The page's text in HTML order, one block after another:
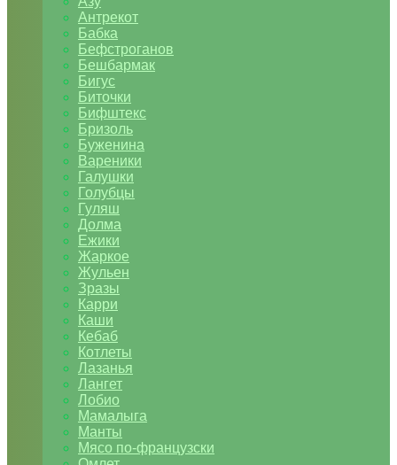
Антрекот
Бабка
Бефстроганов
Бешбармак
Бигус
Биточки
Бифштекс
Бризоль
Буженина
Вареники
Галушки
Голубцы
Гуляш
Долма
Ежики
Жаркое
Жульен
Зразы
Карри
Каши
Кебаб
Котлеты
Лазанья
Лангет
Лобио
Мамалыга
Манты
Мясо по-французски